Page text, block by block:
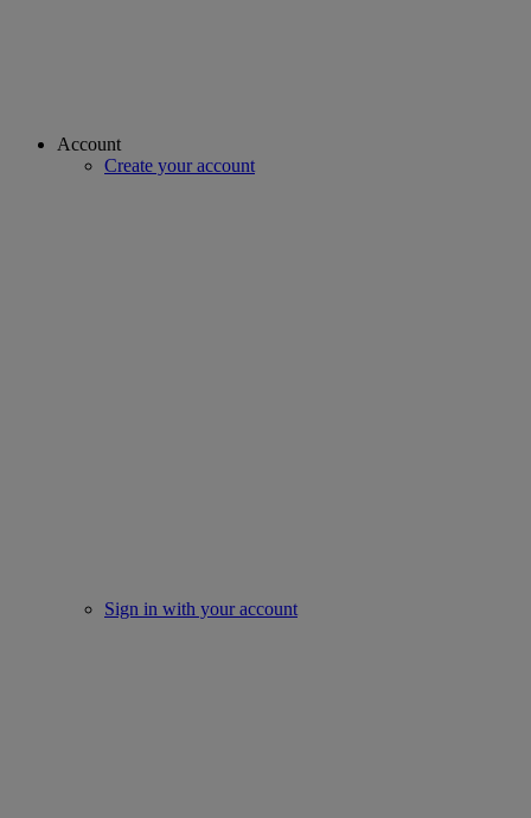
Account
Create your account
Sign in with your account